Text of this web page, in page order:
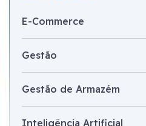
E-Commerce
Gestão
Gestão de Armazém
Inteligência Artificial